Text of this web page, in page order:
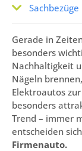
Gerade in
besonders
Nachhaltigkeit
Nägeln
Elektroautos
besonders
Trend – immer
entscheiden
Firmenauto.